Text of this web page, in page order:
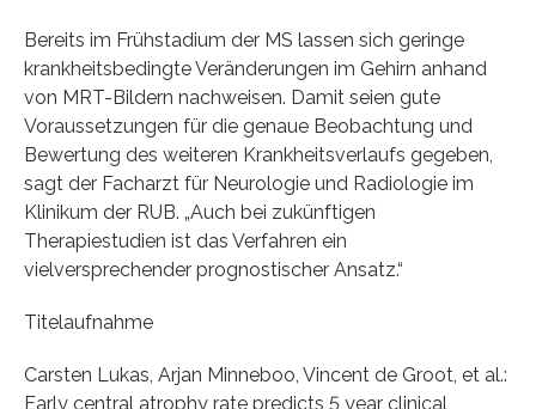
Bereits im Frühstadium der MS lassen sich geringe
krankheitsbedingte Veränderungen im Gehirn anhand
von MRT-Bildern nachweisen. Damit seien gute
Voraussetzungen für die genaue Beobachtung und
Bewertung des weiteren Krankheitsverlaufs gegeben,
sagt der Facharzt für Neurologie und Radiologie im
Klinikum der RUB. „Auch bei zukünftigen
Therapiestudien ist das Verfahren ein
vielversprechender prognostischer Ansatz.“
Titelaufnahme
Carsten Lukas, Arjan Minneboo, Vincent de Groot, et al.:
Early central atrophy rate predicts 5 year clinical